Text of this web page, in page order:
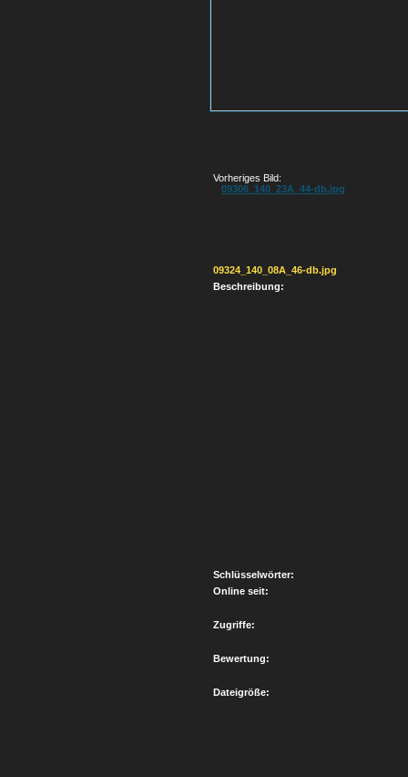
Vorheriges Bild:
09306_140_23A_44-db.jpg
09324_140_08A_46-db.jpg
Beschreibung:
Schlüsselwörter:
Online seit:
Zugriffe:
Bewertung:
Dateigröße: